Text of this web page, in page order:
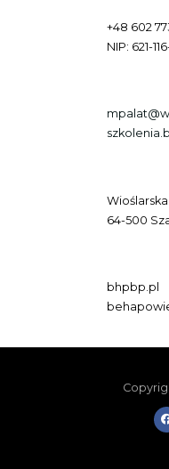
+48 602
NIP: 621-
Wioślarska
64-500
bhpbp.pl